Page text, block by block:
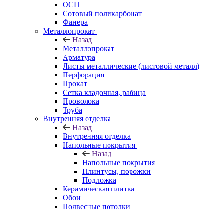
ОСП
Сотовый поликарбонат
Фанера
Металлопрокат
Назад
Металлопрокат
Арматура
Листы металлические (листовой металл)
Перфорация
Прокат
Сетка кладочная, рабица
Проволока
Труба
Внутренняя отделка
Назад
Внутренняя отделка
Напольные покрытия
Назад
Напольные покрытия
Плинтусы, порожки
Подложка
Керамическая плитка
Обои
Подвесные потолки